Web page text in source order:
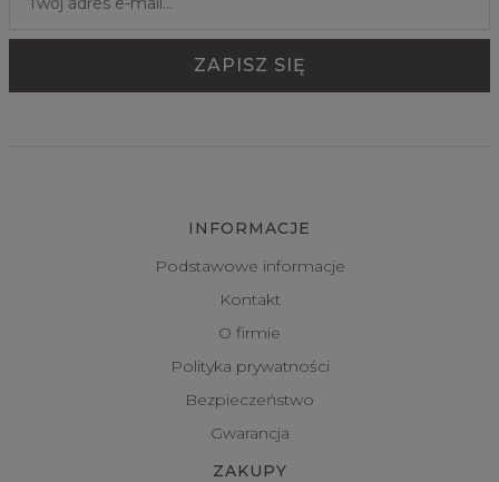
INFORMACJE
Podstawowe informacje
Kontakt
O firmie
Polityka prywatności
Bezpieczeństwo
Gwarancja
ZAKUPY